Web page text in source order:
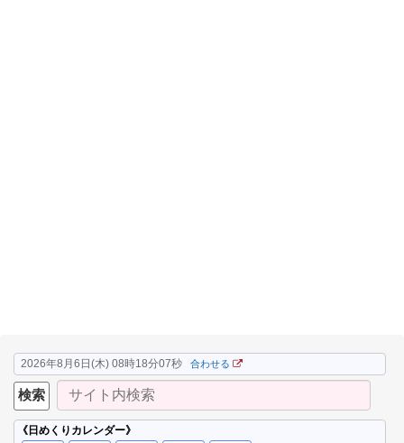
2026年8月6日(木) 08時18分07秒 合わせる